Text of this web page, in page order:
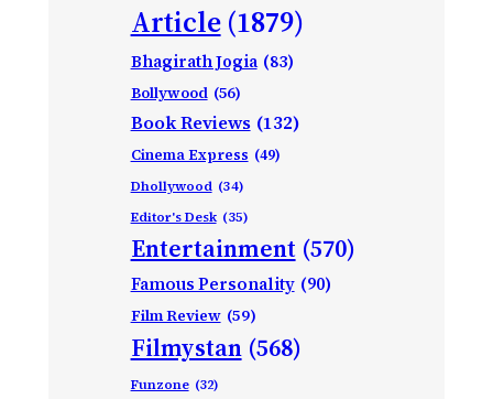
Article (1879)
Bhagirath Jogia (83)
Bollywood (56)
Book Reviews (132)
Cinema Express (49)
Dhollywood (34)
Editor's Desk (35)
Entertainment (570)
Famous Personality (90)
Film Review (59)
Filmystan (568)
Funzone (32)